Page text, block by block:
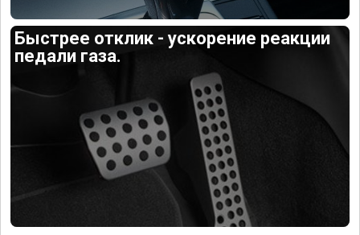
Быстрее отклик - ускорение реакции
педали газа.